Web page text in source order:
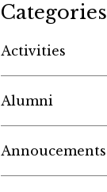
Categories
Activities
Alumni
Annoucements